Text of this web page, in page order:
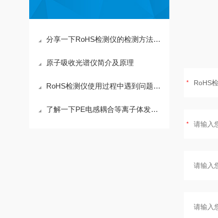
分享一下RoHS检测仪的检测方法与应用方式
原子吸收光谱仪简介及原理
RoHS检测仪使用过程中遇到问题汇总
了解一下PE电感耦合等离子体发射光谱仪的原理